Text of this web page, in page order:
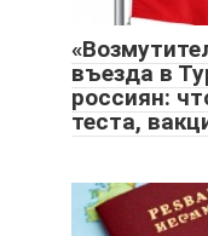
въезда в
россиян:
теста,